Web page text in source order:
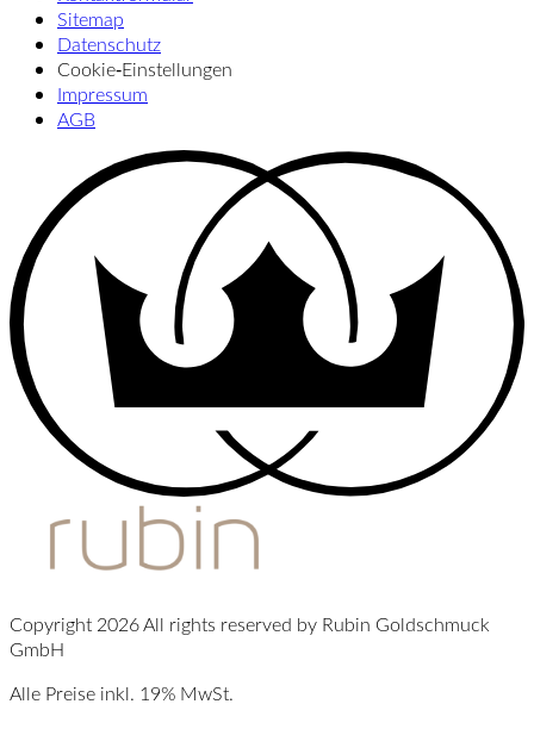
Sitemap
Datenschutz
Cookie‑Einstellungen
Impressum
AGB
Copyright 2026 All rights reserved by Rubin Goldschmuck
GmbH
Alle Preise inkl. 19% MwSt.